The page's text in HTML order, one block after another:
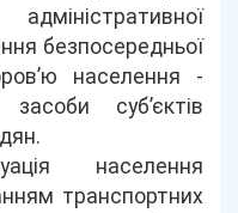
безпосередньої
населення -
суб’єктів
населення
транспортних